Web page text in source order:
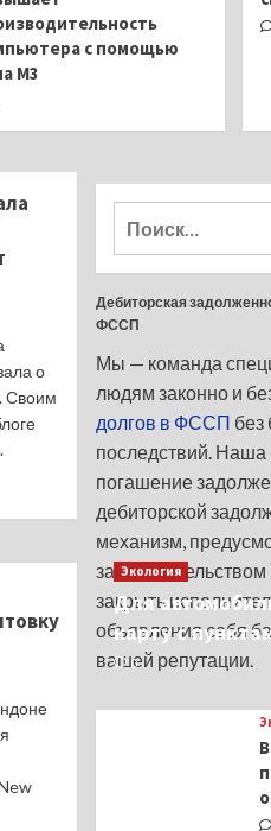
2
3
5
с помощью
M3
о
Своим
Дебиторская
ФССП
Мы — команда
людям законно и
долгов в ФССП без
последствий. Наша
погашение
дебиторской
механизм,
закрыть
объявления себя
вашей репутации.
Экология
Для
карту с
0